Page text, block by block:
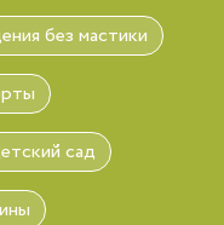
без мастики
сад